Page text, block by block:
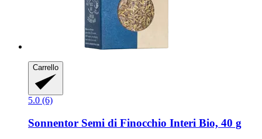
Carrello
5.0 (6)
Sonnentor Semi di Finocchio Interi Bio, 40 g